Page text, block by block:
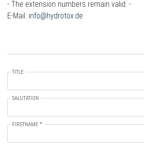
- The extension numbers remain valid. -
E-Mail: info@hydrotox.de
TITLE
SALUTATION
FIRSTNAME